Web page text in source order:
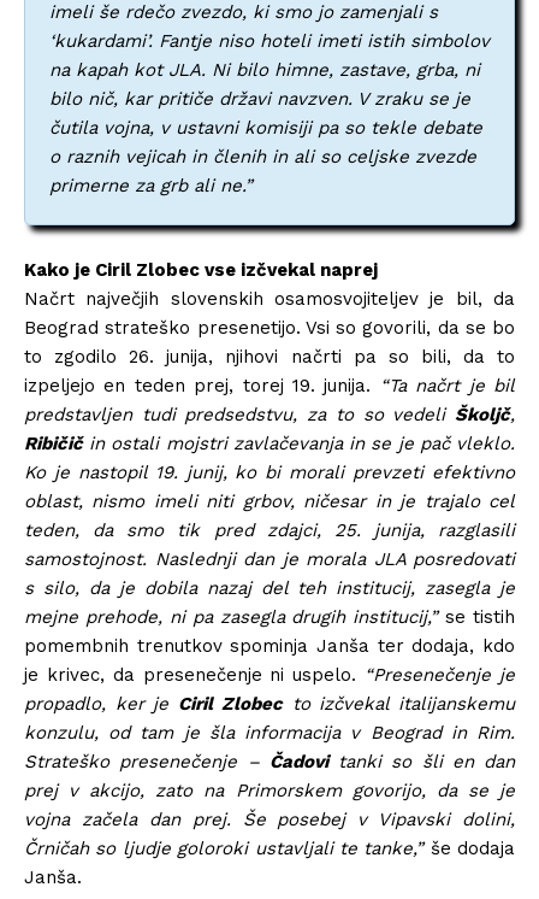
imeli še rdečo zvezdo, ki smo jo zamenjali s
‘kukardami’. Fantje niso hoteli imeti istih simbolov
na kapah kot JLA. Ni bilo himne, zastave, grba, ni
bilo nič, kar pritiče državi navzven. V zraku se je
čutila vojna, v ustavni komisiji pa so tekle debate
o raznih vejicah in členih in ali so celjske zvezde
primerne za grb ali ne.”
Kako je Ciril Zlobec vse izčvekal naprej
Načrt največjih slovenskih osamosvojiteljev je bil, da
Beograd strateško presenetijo. Vsi so govorili, da se bo
to zgodilo 26. junija, njihovi načrti pa so bili, da to
izpeljejo en teden prej, torej 19. junija.
“Ta načrt je bil
predstavljen tudi predsedstvu, za to so vedeli Školjč,
Ribičičin ostali mojstri zavlačevanja in se je pač vleklo.
Ko je nastopil 19. junij, ko bi morali prevzeti efektivno
oblast, nismo imeli niti grbov, ničesar in je trajalo cel
teden, da smo tik pred zdajci, 25. junija, razglasili
samostojnost. Naslednji dan je morala JLA posredovati
s silo, da je dobila nazaj del teh institucij, zasegla je
mejne prehode, ni pa zasegla drugih institucij,”se tistih
pomembnih trenutkov spominja Janša ter dodaja, kdo
je krivec, da presenečenje ni uspelo. “Presenečenje je
propadlo, ker je Ciril Zlobecto izčvekal italijanskemu
konzulu, od tam je šla informacija v Beograd in Rim.
Strateško presenečenje – Čadovitanki so šli en dan
prej v akcijo, zato na Primorskem govorijo, da se je
vojna začela dan prej. Še posebej v Vipavski dolini,
Črničah so ljudje goloroki ustavljali te tanke,”še dodaja
Janša.